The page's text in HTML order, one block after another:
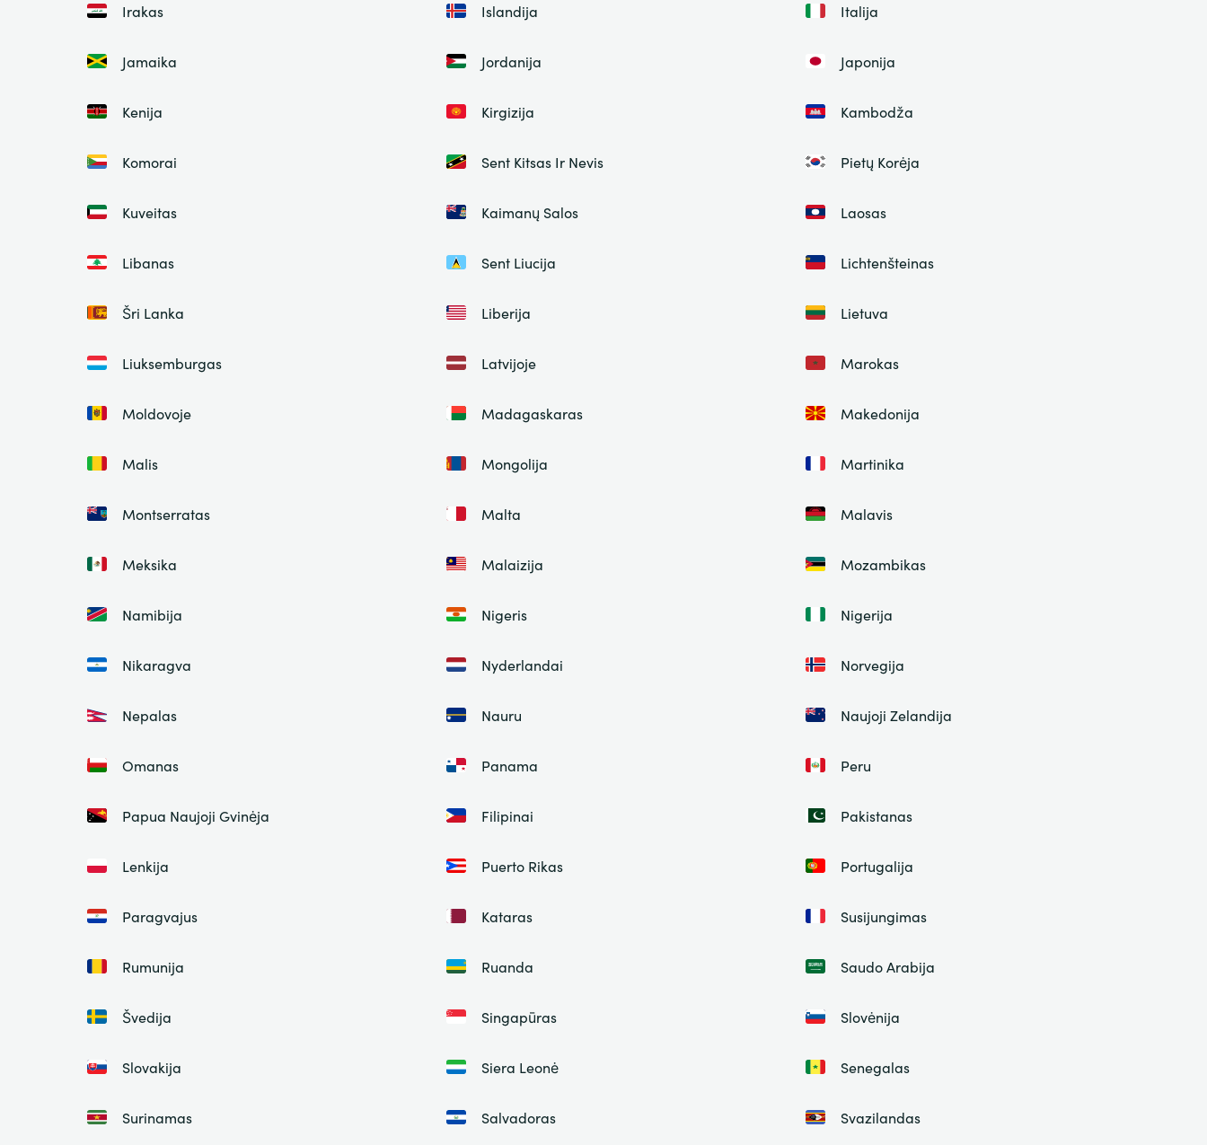
Irakas Islandija Italija
Jamaika Jordanija Japonija
Kenija Kirgizija Kambodža
Komorai Sent Kitsas Ir Nevis Pietų Korėja
Kuveitas Kaimanų Salos Laosas
Libanas Sent Liucija Lichtenšteinas
Šri Lanka Liberija Lietuva
Liuksemburgas Latvijoje Marokas
Moldovoje Madagaskaras Makedonija
Malis Mongolija Martinika
Montserratas Malta Malavis
Meksika Malaizija Mozambikas
Namibija Nigeris Nigerija
Nikaragva Nyderlandai Norvegija
Nepalas Nauru Naujoji Zelandija
Omanas Panama Peru
Papua Naujoji Gvinėja Filipinai Pakistanas
Lenkija Puerto Rikas Portugalija
Paragvajus Kataras Susijungimas
Rumunija Ruanda Saudo Arabija
Švedija Singapūras Slovėnija
Slovakija Siera Leonė Senegalas
Surinamas Salvadoras Svazilandas